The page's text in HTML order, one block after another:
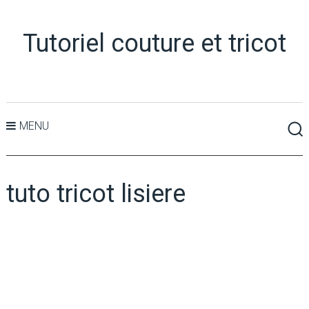
Tutoriel couture et tricot
MENU
tuto tricot lisiere